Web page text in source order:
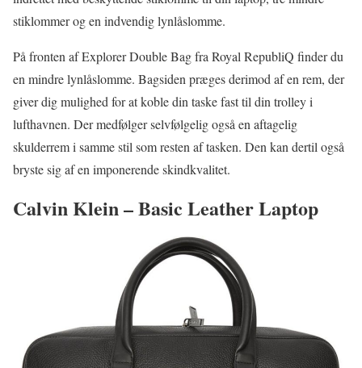
stiklommer og en indvendig lynlåslomme.
På fronten af Explorer Double Bag fra Royal RepubliQ finder du
en mindre lynlåslomme. Bagsiden præges derimod af en rem, der
giver dig mulighed for at koble din taske fast til din trolley i
lufthavnen. Der medfølger selvfølgelig også en aftagelig
skulderrem i samme stil som resten af tasken. Den kan dertil også
bryste sig af en imponerende skindkvalitet.
Calvin Klein – Basic Leather Laptop